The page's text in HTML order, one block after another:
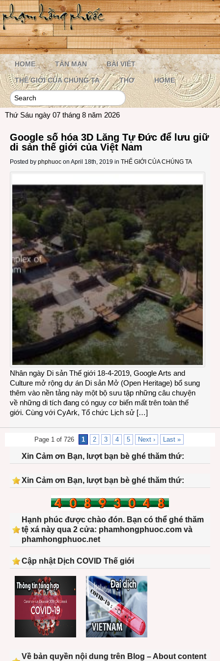
HOME TẢN MẠN BÀI VIẾT
THẾ GIỚI CỦA CHÚNG TA THƠ HOME
Thứ Sáu ngày 07 tháng 8 năm 2026
Google số hóa 3D Lăng Tự Đức để lưu giữ
di sản thế giới của Việt Nam
Posted by phphuoc on April 18th, 2019 in THẾ GIỚI CỦA CHÚNG TA
Nhân ngày Di sản Thế giới 18-4-2019, Google Arts and
Culture mở rộng dự án Di sản Mở (Open Heritage) bổ sung
thêm vào nền tảng này một bộ sưu tập những câu chuyện
về những di tích đang có nguy cơ biến mất trên toàn thế
giới. Cùng với CyArk, Tổ chức Lịch sử […]
Page 1 of 726 1 2 3 4 5 Next › Last »
Xin Cảm ơn Bạn, lượt bạn bè ghé thăm thứ:
Xin Cảm ơn Bạn, lượt bạn bè ghé thăm thứ:
Hạnh phúc được chào đón. Bạn có thể ghé thăm
tệ xá này qua 2 cửa: phamhongphuoc.com và
phamhongphuoc.net
Cập nhật Dịch COVID Thế giới
Về bản quyền nội dung trên Blog – About content